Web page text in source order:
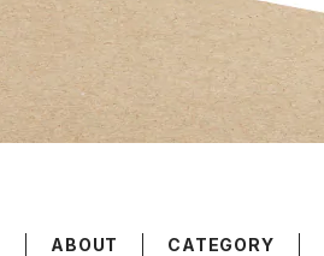
ABOUT CATEGORY